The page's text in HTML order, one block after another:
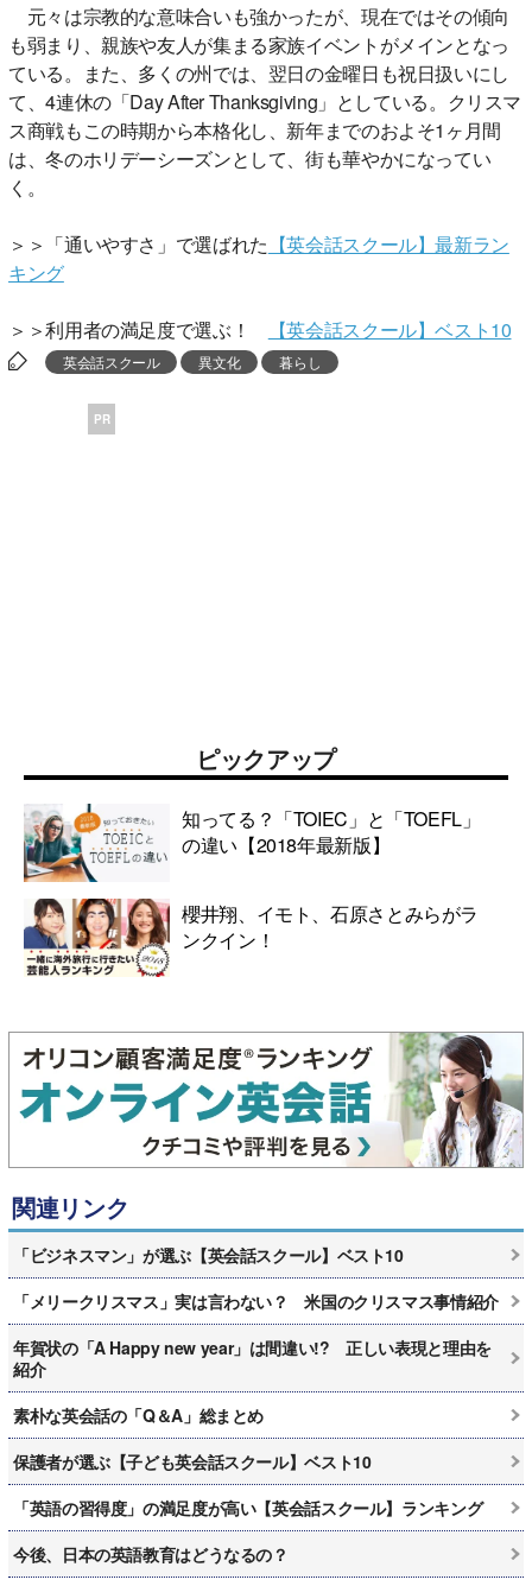
元々は宗教的な意味合いも強かったが、現在ではその傾向
も弱まり、親族や友人が集まる家族イベントがメインとなっ
ている。また、多くの州では、翌日の金曜日も祝日扱いにし
て、4連休の「Day After Thanksgiving」としている。クリスマ
ス商戦もこの時期から本格化し、新年までのおよそ1ヶ月間
は、冬のホリデーシーズンとして、街も華やかになってい
く。
＞＞「通いやすさ」で選ばれた 【英会話スクール】最新ラン
キング
＞＞利用者の満足度で選ぶ！ 【英会話スクール】ベスト10
英会話スクール 異文化 暮らし
PR
ピックアップ
知ってる？「TOIEC」と「TOEFL」
の違い【2018年最新版】
櫻井翔、イモト、石原さとみらがラ
ンクイン！
関連リンク
「ビジネスマン」が選ぶ【英会話スクール】ベスト10
「メリークリスマス」実は言わない？ 米国のクリスマス事情紹介
年賀状の「A Happy new year」は間違い!? 正しい表現と理由を
紹介
素朴な英会話の「Q＆A」総まとめ
保護者が選ぶ【子ども英会話スクール】ベスト10
「英語の習得度」の満足度が高い【英会話スクール】ランキング
今後、日本の英語教育はどうなるの？